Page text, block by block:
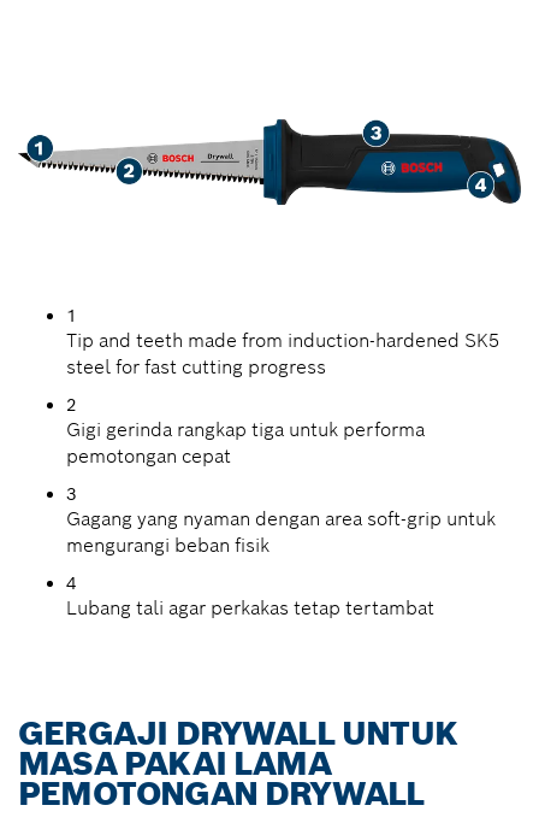
1
Tip and teeth made from induction-hardened SK5
steel for fast cutting progress
2
Gigi gerinda rangkap tiga untuk performa
pemotongan cepat
3
Gagang yang nyaman dengan area soft-grip untuk
mengurangi beban fisik
4
Lubang tali agar perkakas tetap tertambat
GERGAJI DRYWALL UNTUK
MASA PAKAI LAMA
PEMOTONGAN DRYWALL